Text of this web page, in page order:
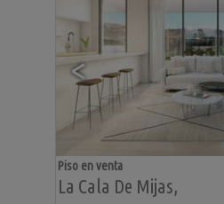
<
La Cala De Mijas,
Piso en venta